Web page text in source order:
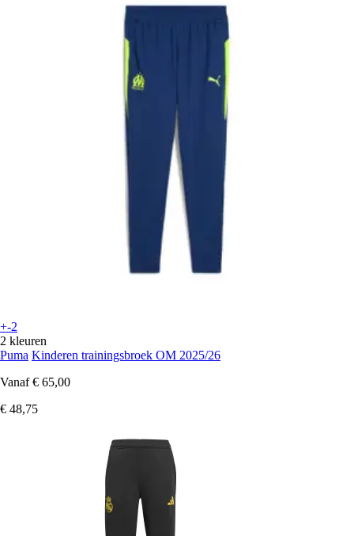
+-2
2 kleuren
Puma Kinderen trainingsbroek OM 2025/26
Vanaf € 65,00
€ 48,75